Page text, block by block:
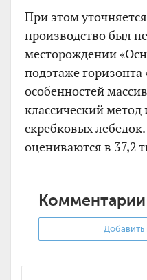
При этом
производство был
месторождении
подэтаже горизонта
особенностей
классический
скребковых
оцениваются в 37,2
Комментарии